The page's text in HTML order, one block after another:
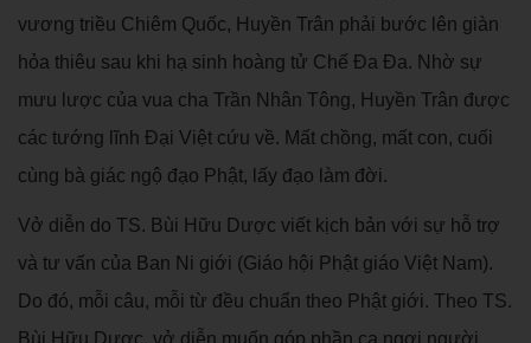
vương triều Chiêm Quốc, Huyền Trân phải bước lên giàn
hỏa thiêu sau khi hạ sinh hoàng tử Chế Đa Đa. Nhờ sự
mưu lược của vua cha Trần Nhân Tông, Huyền Trân được
các tướng lĩnh Đại Việt cứu về. Mất chồng, mất con, cuối
cùng bà giác ngộ đạo Phật, lấy đạo làm đời.
Vở diễn do TS. Bùi Hữu Dược viết kịch bản với sự hỗ trợ
và tư vấn của Ban Ni giới (Giáo hội Phật giáo Việt Nam).
Do đó, mỗi câu, mỗi từ đều chuẩn theo Phật giới. Theo TS.